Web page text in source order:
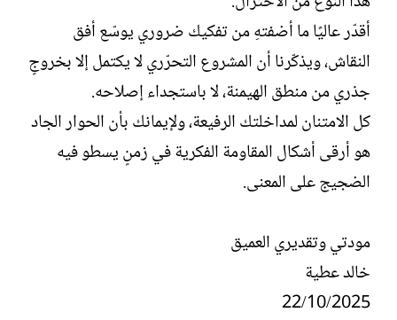
أقدّر عاليًا ما أضفتهِ من تفكيك ضروري يوسّع أفق
النقاش، ويذكّرنا أن المشروع التحرّري لا يكتمل إلا بخروجٍ
جذري من منطق الهيمنة، لا باستجداء إصلاحه.
كل الامتنان لمداخلتك الرفيعة، ولإيمانك بأن الحوار الجاد
هو أرقى أشكال المقاومة الفكرية في زمنٍ يسطو فيه
الضجيج على المعنى.
مودتي وتقديري العميق
خالد عطية
22/10/2025